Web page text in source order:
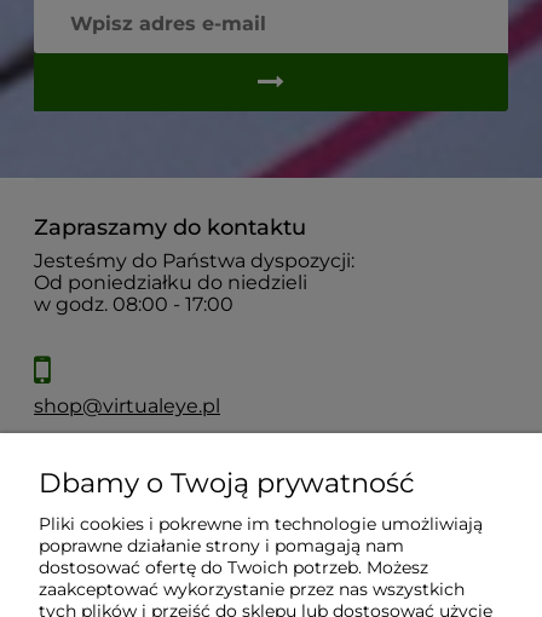
Zapraszamy do kontaktu
Jesteśmy do Państwa dyspozycji:
Od poniedziałku do niedzieli
w godz. 08:00 - 17:00
shop@virtualeye.pl
Moje konto
Płatności i dostawa
Dbamy o Twoją prywatność
Pliki cookies i pokrewne im technologie umożliwiają
poprawne działanie strony i pomagają nam
dostosować ofertę do Twoich potrzeb. Możesz
zaakceptować wykorzystanie przez nas wszystkich
tych plików i przejść do sklepu lub dostosować użycie